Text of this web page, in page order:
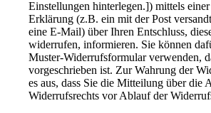
Einstellungen hinterlegen.]) mittels
Erklärung (z.B. ein mit der Post
eine E-Mail) über Ihren Entschluss,
widerrufen, informieren. Sie können
Muster-Widerrufsformular verwenden,
vorgeschrieben ist. Zur Wahrung der
es aus, dass Sie die Mitteilung über die
Widerrufsrechts vor Ablauf der